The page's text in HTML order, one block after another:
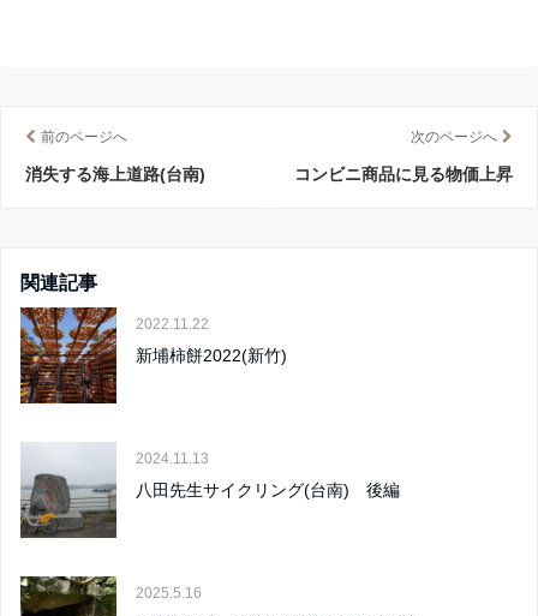
前のページへ
消失する海上道路(台南)
次のページへ
コンビニ商品に見る物価上昇
関連記事
2022.11.22
新埔柿餅2022(新竹)
2024.11.13
八田先生サイクリング(台南) 後編
2025.5.16